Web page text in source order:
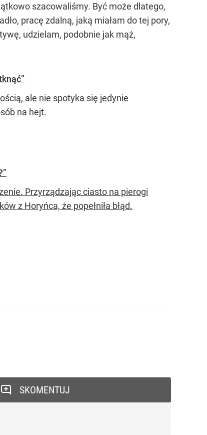
szacowaliśmy. Być może dlatego,
pracę zdalną, jaką miałam do tej pory,
udzielam, podobnie jak mąż,
ale nie spotyka się jedynie
na hejt.
Przyrządzając ciasto na pierogi
z Horyńca, że popełniła błąd.
SKOMENTUJ